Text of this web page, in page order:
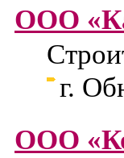
ООО
г.
ООО